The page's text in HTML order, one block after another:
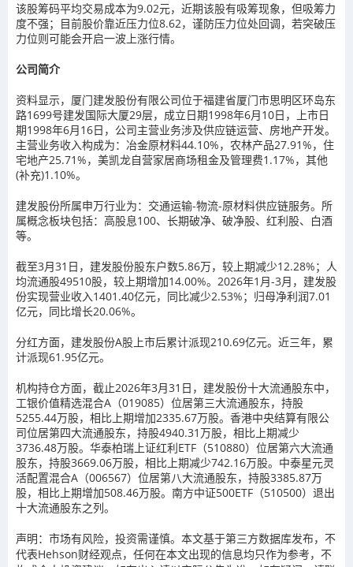
该股筹码平均交易成本为9.02元，近期该股有吸筹现象，但吸筹力
度不强；目前股价靠近压力位8.62，谨防压力位处回调，若突破压
力位则可能会开启一波上涨行情。
公司简介
资料显示，厦门建发股份有限公司位于福建省厦门市思明区环岛东
路1699号建发国际大厦29层，成立日期1998年6月10日，上市日
期1998年6月16日，公司主营业务涉及供应链运营、房地产开发。
主营业务收入构成为：冶金原材料44.10%，农林产品27.91%，住
宅地产25.71%，美凯龙自营家居商场租金及管理费1.17%，其他
(补充)1.10%。
建发股份所属申万行业为：交通运输-物流-原材料供应链服务。所
属概念板块包括：高股息100、长期破净、破净股、红利股、白酒
等。
截至3月31日，建发股份股东户数5.86万，较上期减少12.28%；人
均流通股49510股，较上期增加14.00%。2026年1月-3月，建发股
份实现营业收入1401.40亿元，同比减少2.53%；归母净利润7.01
亿元，同比增长20.06%。
分红方面，建发股份A股上市后累计派现210.69亿元。近三年，累
计派现61.95亿元。
机构持仓方面，截止2026年3月31日，建发股份十大流通股东中，
工银价值精选混合A（019085）位居第三大流通股东，持股
5255.44万股，相比上期增加2335.67万股。香港中央结算有限公
司位居第四大流通股东，持股4940.31万股，相比上期减少
3736.48万股。华泰柏瑞上证红利ETF（510880）位居第六大流通
股东，持股3669.06万股，相比上期减少742.16万股。中泰星元灵
活配置混合A（006567）位居第八大流通股东，持股3385.87万
股，相比上期增加508.46万股。南方中证500ETF（510500）退出
十大流通股东之列。
声明：市场有风险，投资需谨慎。本文基于第三方数据库发布，不
代表Hehson财经观点，任何在本文出现的信息均只作为参考，不